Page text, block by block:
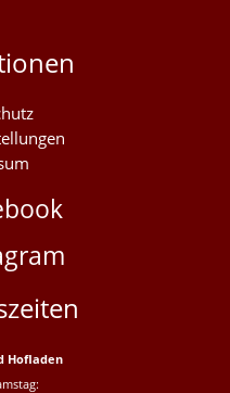
Hofladen